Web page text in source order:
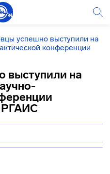
успешно выступили на
конференции
выступили на
РГАИС